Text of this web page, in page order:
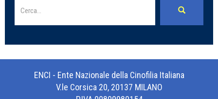
ENCI - Ente Nazionale della Cinofilia Italiana
V.le Corsica 20, 20137 MILANO